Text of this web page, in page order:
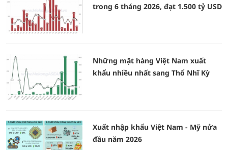
trong 6 tháng 2026, đạt 1.500 tỷ USD
Những mặt hàng Việt Nam xuất
khẩu nhiều nhất sang Thổ Nhĩ Kỳ
Xuất nhập khẩu Việt Nam - Mỹ nửa
đầu năm 2026